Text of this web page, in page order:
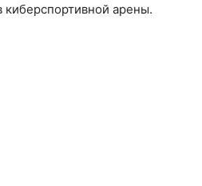
киберспортивной арены.